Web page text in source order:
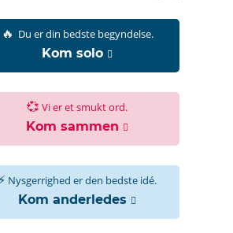
🔥 Du er din bedste begyndelse.
Kom solo
💞 Vi er et smukt ord.
Kom sammen
Nysgerrighed er den bedste idé.
Kom anderledes